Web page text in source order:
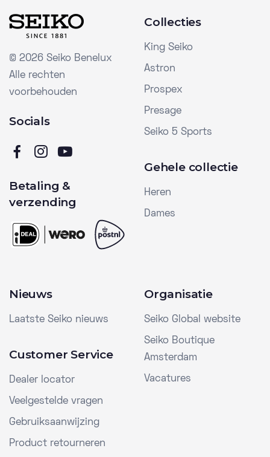
© 2026 Seiko Benelux
Alle rechten
voorbehouden
Socials
Betaling &
verzending
Collecties
King Seiko
Astron
Prospex
Presage
Seiko 5 Sports
Gehele collectie
Heren
Dames
Nieuws
Laatste Seiko nieuws
Customer Service
Dealer locator
Veelgestelde vragen
Gebruiksaanwijzing
Product retourneren
Organisatie
Seiko Global website
Seiko Boutique
Amsterdam
Vacatures